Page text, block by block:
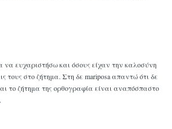
να ευχαριστήσω και όσους είχαν την καλοσύνη
τους στο ζήτημα. Στη δε mariposa απαντώ ότι δε
το ζήτημα της ορθογραφία είναι αναπόσπαστο